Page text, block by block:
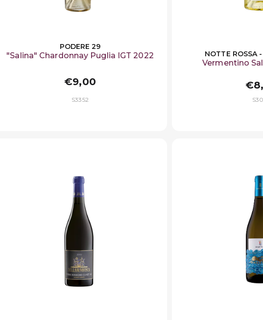
PODERE 29
"Salina" Chardonnay Puglia IGT 2022
€9,00
S3352
NOTTE ROSSA
Vermentino